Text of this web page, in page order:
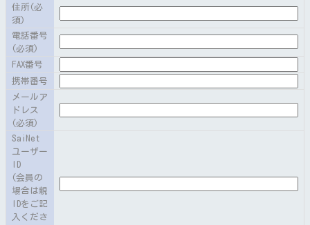
は１年とします。
第２節独自ドメインサーバサービス品目
第４条（独自ドメインサーバサービス品
目）
独自ドメインサーバサービス（以下「本サービス」とい
います）品目は、次のとおりとします。但し費用は別表
参照とします。
（１）SD1(エントリー)
住所 (必
須)
電話番号
(必須)
FAX番号
携帯番号
メールア
ドレス
(必須)
SaiNet
ユーザー
ID
(会員の
場合は親
IDをご記
入くださ